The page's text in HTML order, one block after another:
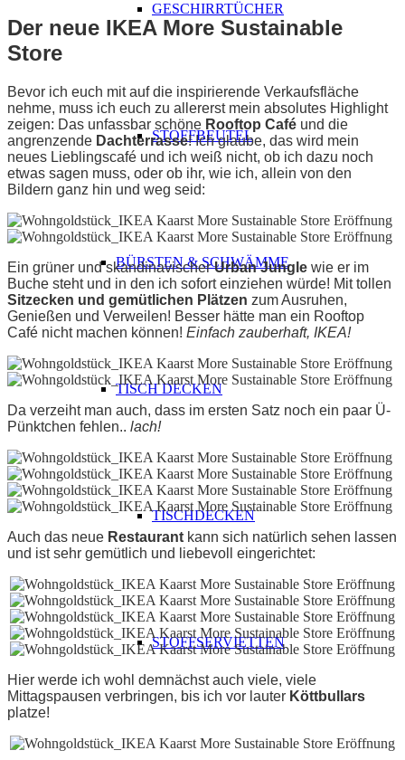
GESCHIRRTÜCHER
STOFFBEUTEL
BÜRSTEN & SCHWÄMME
TISCH DECKEN
TISCHDECKEN
STOFFSERVIETTEN
Der neue IKEA More Sustainable
Store
Bevor ich euch mit auf die inspirierende Verkaufsfläche
nehme, muss ich euch zu allererst mein absolutes Highlight
zeigen: Das unfassbar schöne Rooftop Café und die
angrenzende Dachterrasse! Ich glaube, das wird mein
neues Lieblingscafé und ich weiß nicht, ob ich dazu noch
etwas sagen muss, oder ob ihr, wie ich, allein von den
Bildern ganz hin und weg seid:
Ein grüner und skandinavischerUrban Jungle wie er im
Buche steht und in den ich sofort einziehen würde! Mit tollen
Sitzecken und gemütlichen Plätzen zum Ausruhen,
Genießen und Verweilen! Besser hätte man ein Rooftop
Café nicht machen können! Einfach zauberhaft, IKEA!
Da verzeiht man auch, dass im ersten Satz noch ein paar Ü-
Pünktchen fehlen.. lach!
Auch das neue Restaurant kann sich natürlich sehen lassen
und ist sehr gemütlich und liebevoll eingerichtet:
Hier werde ich wohl demnächst auch viele, viele
Mittagspausen verbringen, bis ich vor lauter Köttbullars
platze!